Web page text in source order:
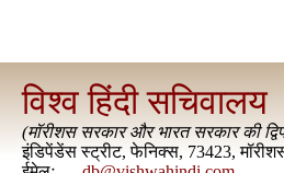
विश्व हिंदी सचिवालय
(मॉरीशस सरकार और भारत सरकार की
इंडिपेंडेंस स्ट्रीट, फेनिक्स, 73423,